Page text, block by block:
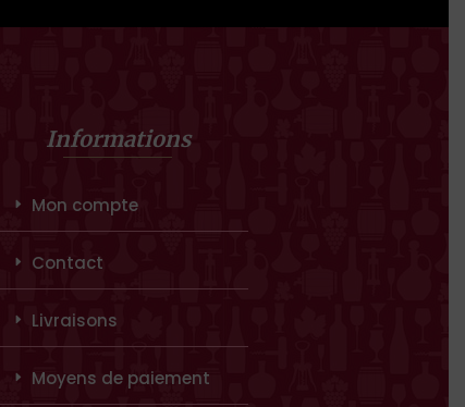
Informations
Mon compte
Contact
Livraisons
Moyens de paiement